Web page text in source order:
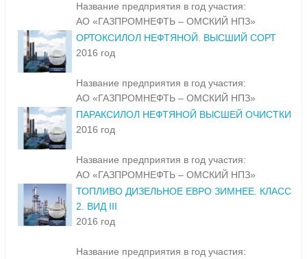
Название предприятия в год участия:
АО «ГАЗПРОМНЕФТЬ – ОМСКИЙ НПЗ»
ОРТОКСИЛОЛ НЕФТЯНОЙ. ВЫСШИЙ СОРТ
2016 год
Название предприятия в год участия:
АО «ГАЗПРОМНЕФТЬ – ОМСКИЙ НПЗ»
ПАРАКСИЛОЛ НЕФТЯНОЙ ВЫСШЕЙ ОЧИСТКИ
2016 год
Название предприятия в год участия:
АО «ГАЗПРОМНЕФТЬ – ОМСКИЙ НПЗ»
ТОПЛИВО ДИЗЕЛЬНОЕ ЕВРО ЗИМНЕЕ. КЛАСС
2. ВИД III
2016 год
Название предприятия в год участия: